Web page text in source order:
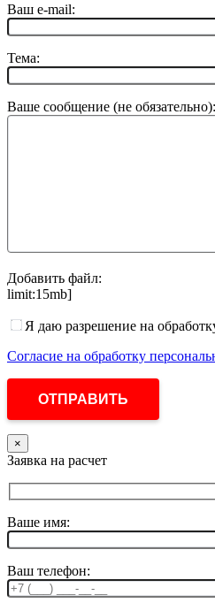
Ваш e-mail:
Тема:
Ваше сообщение (не обязательно):
Добавить файл:
limit:15mb]
Я даю разрешение на
Согласие на обработку
×
Заявка на расчет
Ваше имя:
Ваш телефон: